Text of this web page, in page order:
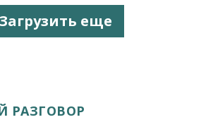
Загрузить еще
РАЗГОВОР